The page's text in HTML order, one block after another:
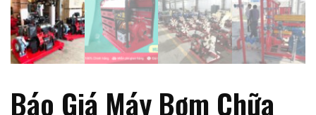
Báo Giá Máy Bơm Chữa